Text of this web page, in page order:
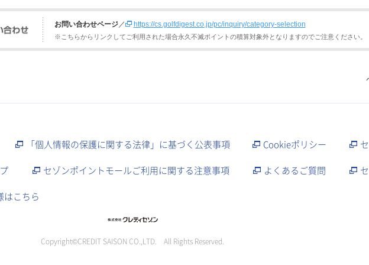
お問い合わせページ／ https://cs.golfdigest.co.jp/pc/inquiry/category-selection
※こちらからリンクしてご利用された場合永久不滅ポイントの積算対象外となりますのでご注意ください。
「個人情報の保護に関する法律」に基づく公表事項 Cookieポリシー
セゾンポイントモールご利用に関する注意事項 よくあるご質問
はこちら
Copyright©CREDIT SAISON CO.,LTD. All Rights Reserved.